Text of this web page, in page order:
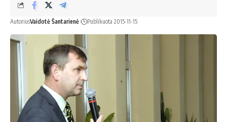
AutoriusVaidotė Šantarienė Publikuota 2015-11-15